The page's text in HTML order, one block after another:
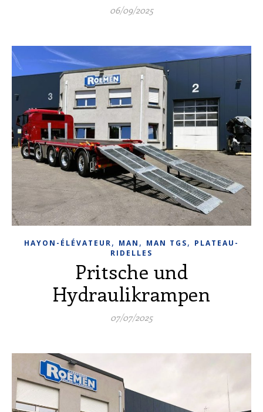
06/09/2025
HAYON-ÉLÉVATEUR, MAN , MAN TGS, PLATEAU-
RIDELLES
Pritsche und
Hydraulikrampen
07/07/2025